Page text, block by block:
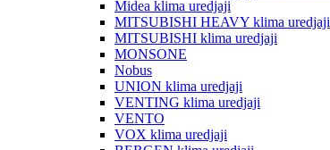
Midea klima uredjaji
MITSUBISHI HEAVY klima uredjaji
MITSUBISHI klima uredjaji
MONSONE
Nobus
UNION klima uredjaji
VENTING klima uredjaji
VENTO
VOX klima uredjaji